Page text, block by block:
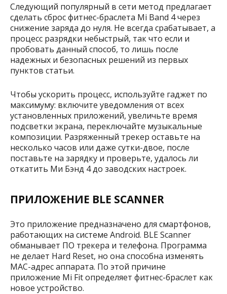
Следующий популярный в сети метод предлагает
сделать сброс фитнес-браслета Mi Band 4 через
снижение заряда до нуля. Не всегда срабатывает, а
процесс разрядки небыстрый, так что если и
пробовать данный способ, то лишь после
надежных и безопасных решений из первых
пунктов статьи.
Чтобы ускорить процесс, используйте гаджет по
максимуму: включите уведомления от всех
установленных приложений, увеличьте время
подсветки экрана, переключайте музыкальные
композиции. Разряженный трекер оставьте на
несколько часов или даже сутки-двое, после
поставьте на зарядку и проверьте, удалось ли
откатить Ми Бэнд 4 до заводских настроек.
ПРИЛОЖЕНИЕ BLE SCANNER
Это приложение предназначено для смартфонов,
работающих на системе Android. BLE Scanner
обманывает ПО трекера и телефона. Программа
не делает Hard Reset, но она способна изменять
MAC-адрес аппарата. По этой причине
приложение Mi Fit определяет фитнес-браслет как
новое устройство.